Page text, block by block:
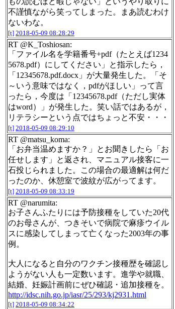
不謹慎ながら笑ってしまった。まあ読むわけ
ないわな。
[t] 2018-05-09 08:28:29
RT @K_Toshiosan:
「ファイル名を学籍番号+pdf（たとえば1234
5678.pdf）にしてください」と指示したら，
「12345678.pdf.docx」が大量発生した。「そ
～いう意味ではなく，pdfがほしい」って言
ったら，今度は「12345678.pdf（ただし実体
はword）」が発生した。笑い話ではあるが，
リテラシーという点ではちょっと不安・・・
[t] 2018-05-09 08:29:10
RT @matsu_koma:
「お弁当温めますか？」とお聞きしたら「お
任せします」と返され、マニュアル接客に一
石投じられました。この場合の最適解は何だ
ったのか、休憩室で波紋が広がってます。
[t] 2018-05-09 08:33:19
RT @narumita:
お子さんふたりには予防接種をしていた20代
のお母さんが、つきそいで病院で麻疹ウイル
スに感染してしまって亡くなった2003年の事
例。
大人になると自分のワクチン接種歴を確認し
ようがない人も一定数います。進学や就職、
結婚、妊娠計画前にぜひ確認・追加接種を。
http://idsc.nih.go.jp/iasr/25/293/kj2931.html
[t] 2018-05-09 08:34:22